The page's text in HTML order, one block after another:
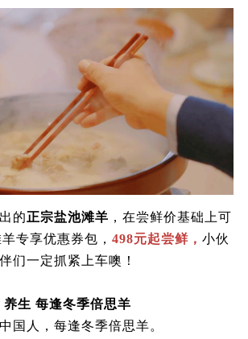
的正宗盐池滩羊 ，在尝鲜价基础上可
专享优惠券包， 498元起尝鲜， 小伙
伴们一定抓紧上车噢！
养生 每逢冬季倍思羊
国人，每逢冬季倍思羊。